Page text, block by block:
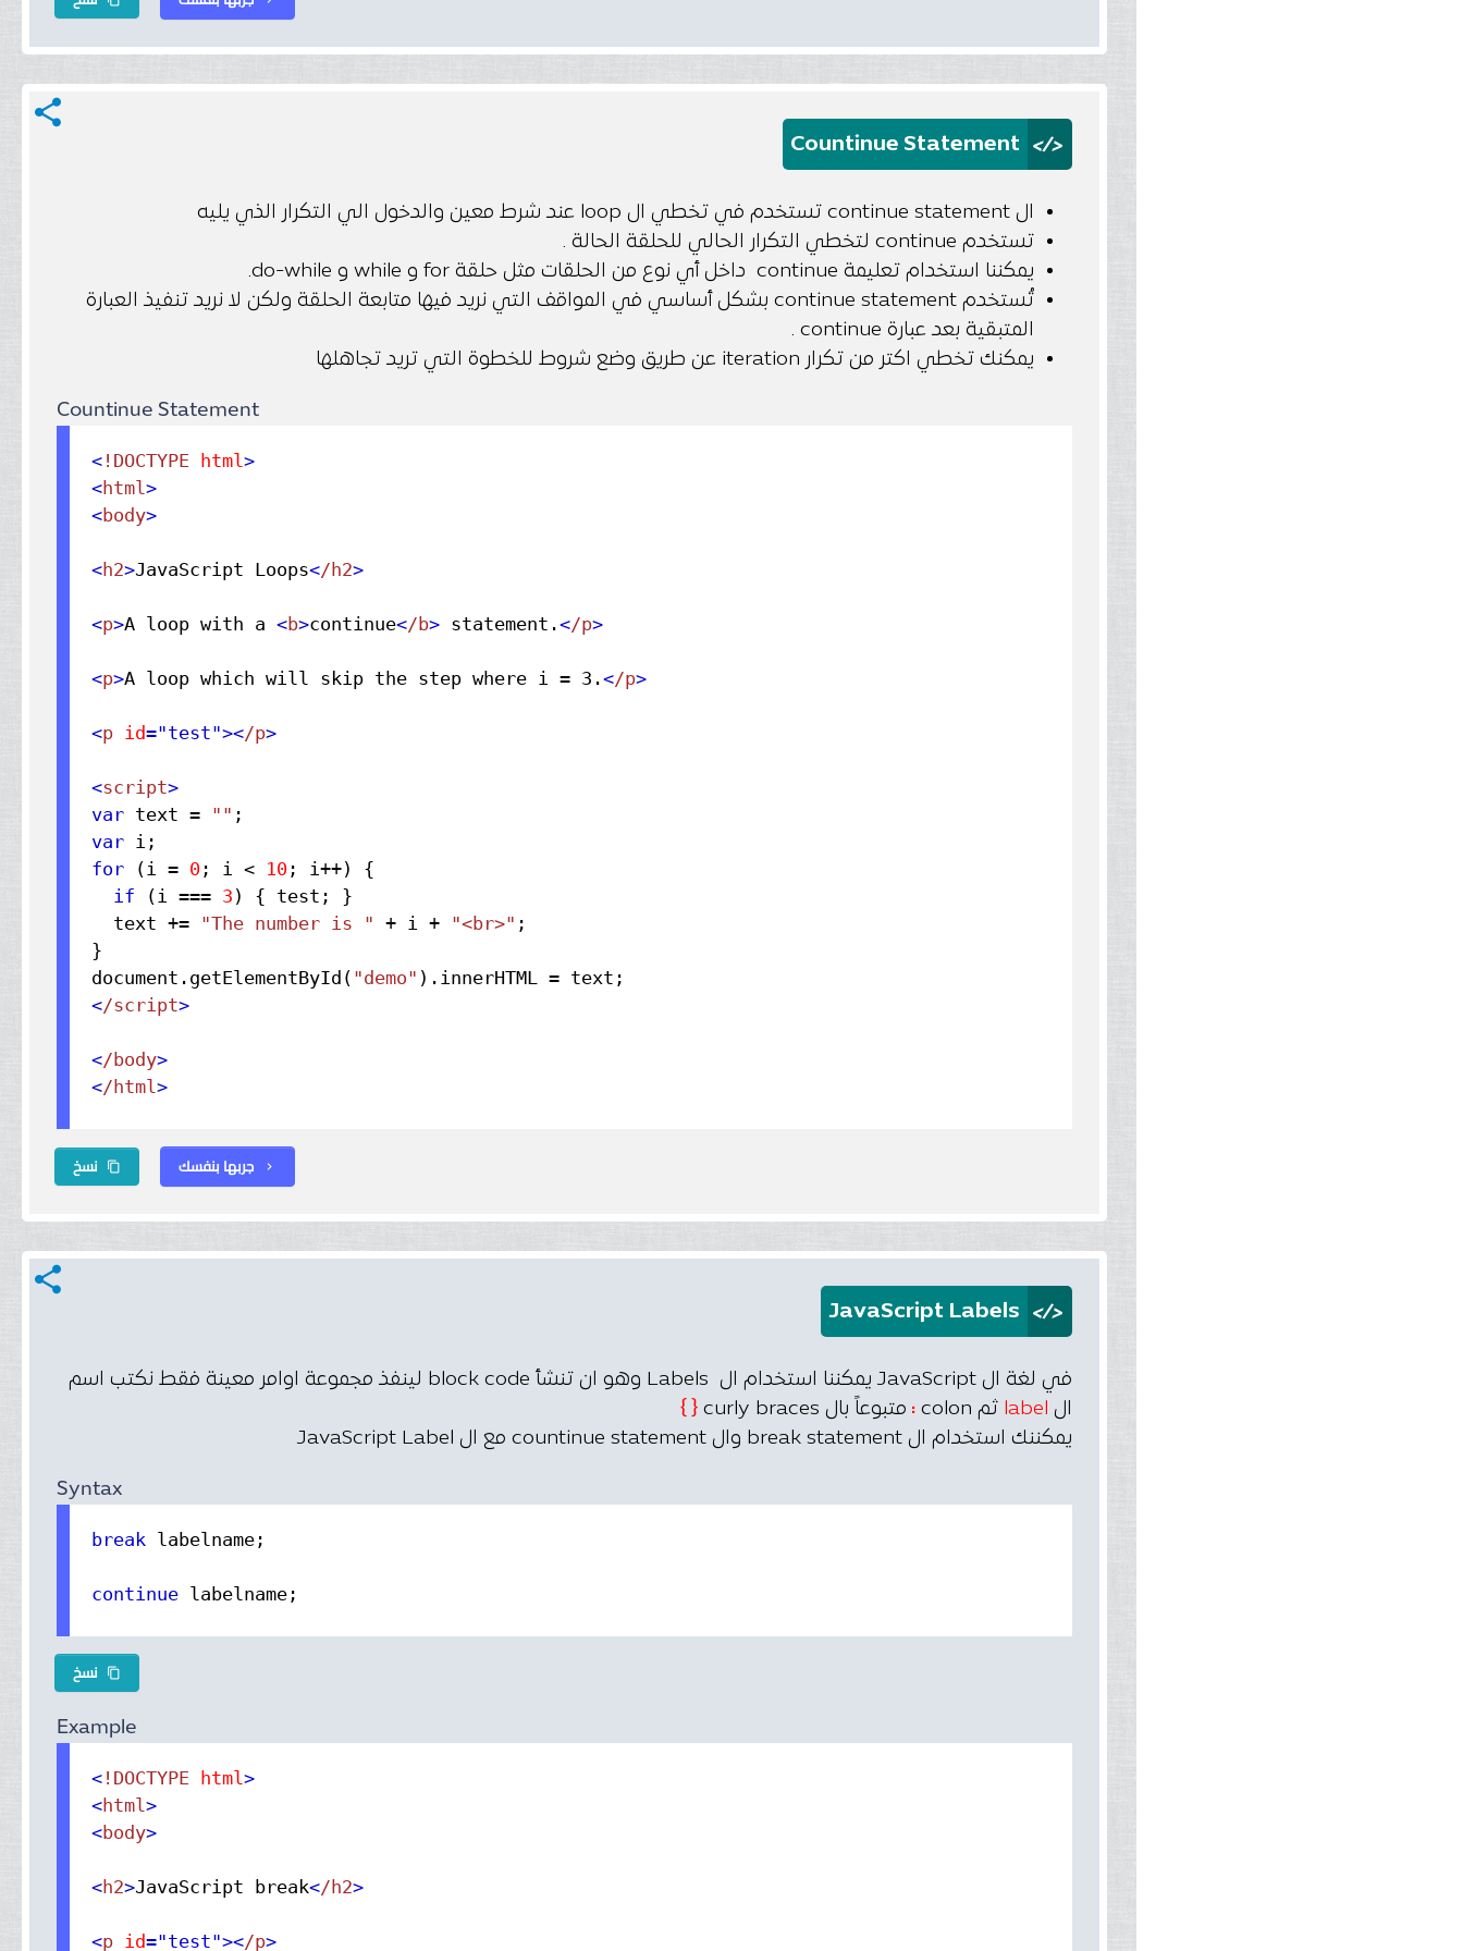
share
</>
Countinue Statement
ال continue statement تستخدم في تخطي ال loop عند شرط معين والدخول الي التكرار الذي يليه
تستخدم continue لتخطي التكرار الحالي للحلقة الحالة .
يمكننا استخدام تعليمة continue داخل أي نوع من الحلقات مثل حلقة for و while و do-while.
تُستخدم continue statement بشكل أساسي في المواقف التي نريد فيها متابعة الحلقة ولكن لا نريد تنفيذ العبارة
المتبقية بعد عبارة continue .
يمكنك تخطي اكتر من تكرار iteration عن طريق وضع شروط للخطوة التي تريد تجاهلها
Countinue Statement
<!DOCTYPE html>
<html>
<body>
<h2>JavaScript Loops</h2>
<p>A loop with a <b>continue</b> statement.</p>
<p>A loop which will skip the step where i = 3.</p>
<p id="test"></p>
<script>
var text = ""
var
for (i = 0; i < 10; i++) {
if (i === 3 ) { test; }
  text +=
"The number is " + i + "<br>" ;
}
document. getElementById ( "demo" ). innerHTML
</script>
</body>
</html>
نسخ content_copy جربها بنفسك chevron_right
share
</>
JavaScript Labels
في لغة ال JavaScript يمكننا استخدام ال Labels وهو ان تنشأ block code لينفذ مجموعة اوامر معينة فقط نكتب اسم
ال label ثم colon : متبوعاً بال curly braces
{ }
يمكننك استخدام ال break statement وال countinue statement مع ال JavaScript Label
Syntax
break labelname;
continue labelname;
نسخ content_copy
Example
<!DOCTYPE html>
<html>
<body>
<h2>JavaScript break</h2>
<p id="test"></p>